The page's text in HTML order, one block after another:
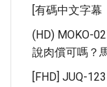
[有碼中文字幕
(HD) MOKO-
說肉償可嗎？
[FHD] JUQ-